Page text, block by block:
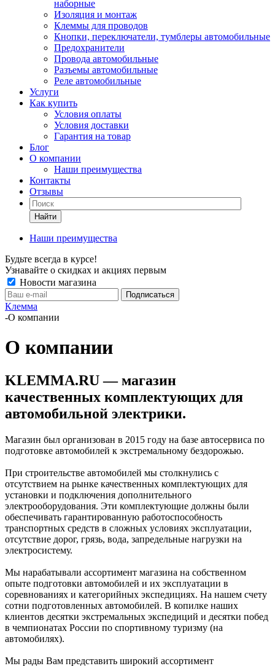
наборные
Изоляция и монтаж
Клеммы для проводов
Кнопки, переключатели, тумблеры автомобильные
Предохранители
Провода автомобильные
Разъемы автомобильные
Реле автомобильные
Услуги
Как купить
Условия оплаты
Условия доставки
Гарантия на товар
Блог
О компании
Наши преимущества
Контакты
Отзывы
Найти
Наши преимущества
Будьте всегда в курсе!
Узнавайте о скидках и акциях первым
Новости магазина
Клемма
-О компании
О компании
KLEMMA.RU — магазин
качественных комплектующих для
автомобильной электрики.
Магазин был организован в 2015 году на базе автосервиса по
подготовке автомобилей к экстремальному бездорожью.
При строительстве автомобилей мы столкнулись с
отсутствием на рынке качественных комплектующих для
установки и подключения дополнительного
электрооборудования. Эти комплектующие должны были
обеспечивать гарантированную работоспособность
транспортных средств в сложных условиях эксплуатации,
отсутствие дорог, грязь, вода, запредельные нагрузки на
электросистему.
Мы нарабатывали ассортимент магазина на собственном
опыте подготовки автомобилей и их эксплуатации в
соревнованиях и категорийных экспедициях. На нашем счету
сотни подготовленных автомобилей. В копилке наших
клиентов десятки экстремальных экспедиций и десятки побед
в чемпионатах России по спортивному туризму (на
автомобилях).
Мы рады Вам представить широкий ассортимент